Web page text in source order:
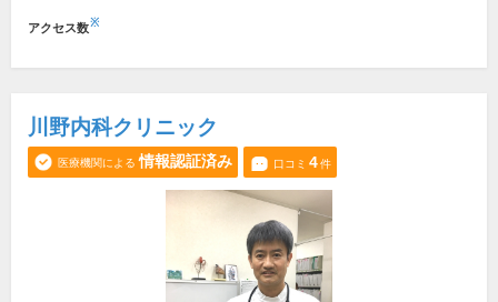
アクセス数※
川野内科クリニック
医療機関による 情報認証済み 口コミ 4件